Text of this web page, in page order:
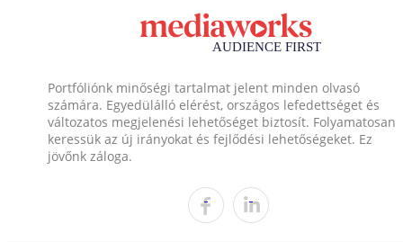
Portfóliónk minőségi tartalmat jelent minden olvasó
számára. Egyedülálló elérést, országos lefedettséget és
változatos megjelenési lehetőséget biztosít. Folyamatosan
keressük az új irányokat és fejlődési lehetőségeket. Ez
jövőnk záloga.